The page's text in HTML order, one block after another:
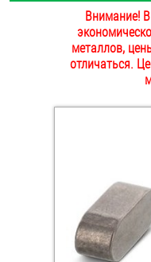
ОПЛАТА И ДОСТАВКА
НАШИ МАГАЗИНЫ
Заклепки (Гайки-
Инструмент
Внимание!
металлов,
отличаться.